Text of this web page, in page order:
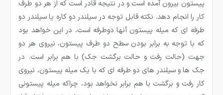
پیستون بیرون آمده است و در نتیجه قادر است که از هر دو طرف
کار را انجام دهد. نکته قابل توجه در سیلندر دو کاره یا سیلندر دو
طرفه ای که میله پیستون آنها دوطرفه است، در این خواهد بود
که با توجه به برابر بودن سطح دو طرف پیستون، نیروی هر دو
جهت (حالت رفت و حالت برگشت جک) با هم برابر است. در
جک ها و سیلندر های دو طرفه ای که با یک میله پیستون، نیروی
کار رفت و برگشت با هم برابر نخواهد بود، چراکه میله پیستونی